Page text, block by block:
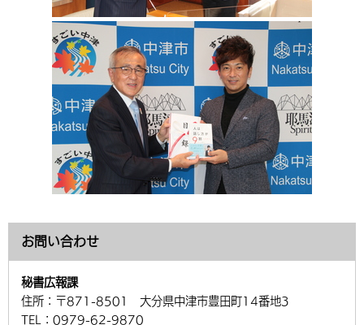
お問い合わせ
秘書広報課
住所： 〒871-8501 大分県中津市豊田町14番地3
TEL： 0979-62-9870